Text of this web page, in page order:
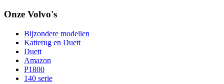
Onze Volvo's
Bijzondere modellen
Katterug en Duett
Duett
Amazon
P1800
140 serie